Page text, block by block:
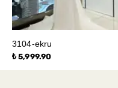
3104-ekru
₺ 5,999.90